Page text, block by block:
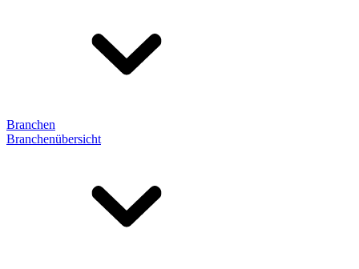
Branchen
Branchenübersicht